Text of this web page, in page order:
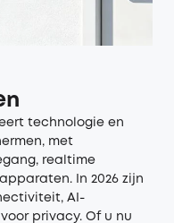
technologie en
met
realtime
In 2026 zijn
AI-
privacy. Of u nu